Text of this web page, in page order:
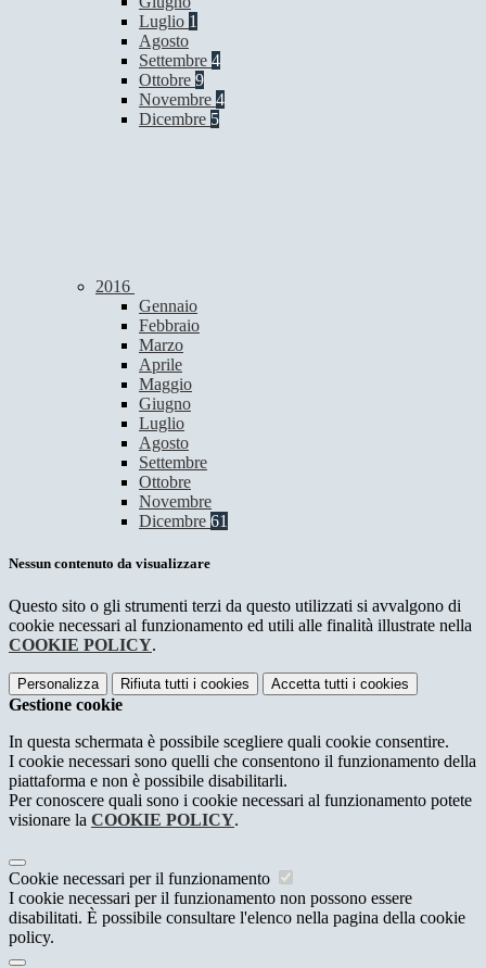
Luglio 1
Agosto
Settembre 4
Ottobre 9
Novembre 4
Dicembre 5
2016
Gennaio
Febbraio
Marzo
Aprile
Maggio
Giugno
Luglio
Agosto
Settembre
Ottobre
Novembre
Dicembre 61
Nessun contenuto da visualizzare
Questo sito o gli strumenti terzi da questo utilizzati si avvalgono di
cookie necessari al funzionamento ed utili alle finalità illustrate nella
COOKIE POLICY.
Personalizza Rifiuta tutti i cookies Accetta tutti i cookies
Gestione cookie
In questa schermata è possibile scegliere quali cookie consentire.
I cookie necessari sono quelli che consentono il funzionamento della
piattaforma e non è possibile disabilitarli.
Per conoscere quali sono i cookie necessari al funzionamento potete
visionare la COOKIE POLICY.
Cookie necessari per il funzionamento
I cookie necessari per il funzionamento non possono essere
disabilitati. È possibile consultare l'elenco nella pagina della cookie
policy.